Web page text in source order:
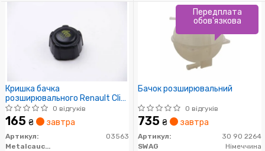
Кришка бачка
розширювального Renault Clio,
Kangoo, Megane, Scenic all
engines (97-) (03563)
Metalcaucho
0 відгуків
165 ₴ завтра
Артикул:
03563
Metalcaucho
Бачок розширювальний
0 відгуків
735 ₴ завтра
Артикул:
30 90 2264
SWAG
Німеччина
Передплата
обов'язкова